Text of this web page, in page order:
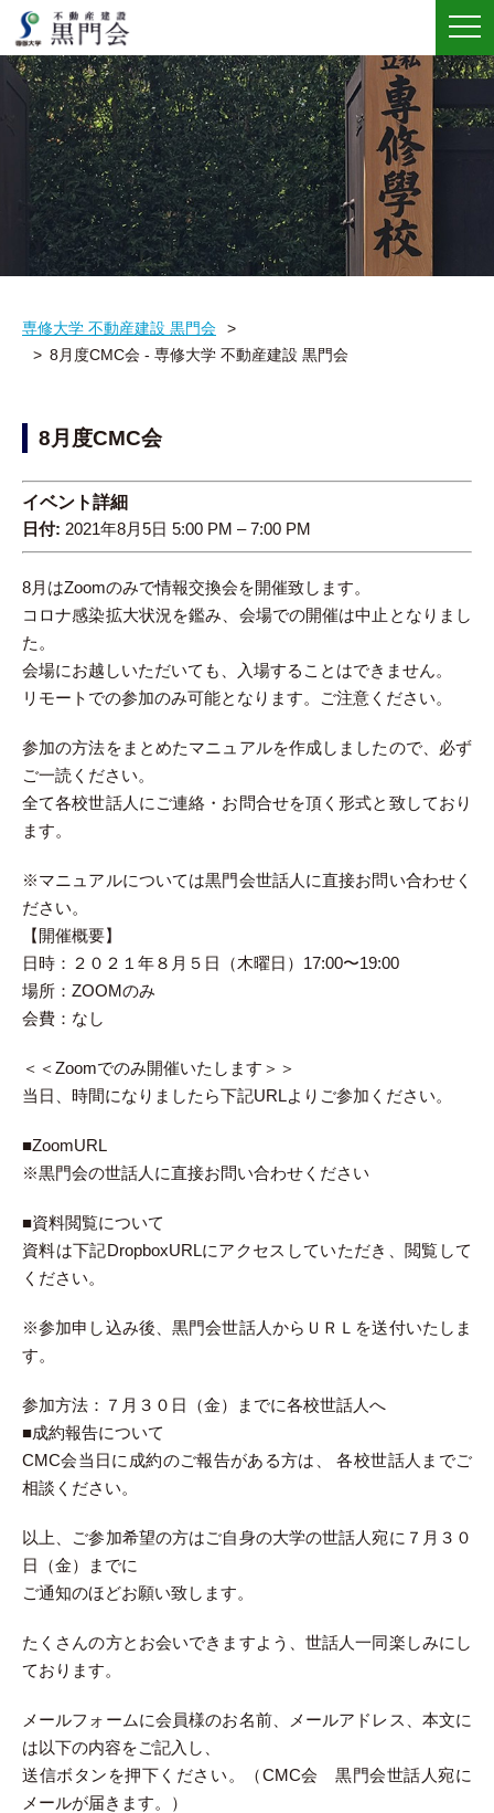
メ
ュ
専修大学 不動産建設 黒門会
8月度CMC会 - 専修大学 不動産建設 黒門会
8月度CMC会
イベント詳細
日付: 2021年8月5日 5:00 PM –7:00 PM
8月はZoomのみで情報交換会を開催致します。
コロナ感染拡大状況を鑑み、会場での開催は中止となりまし
た。
会場にお越しいただいても、入場することはできません。
リモートでの参加のみ可能となります。ご注意ください。
参加の方法をまとめたマニュアルを作成しましたので、必ず
ご一読ください。
全て各校世話人にご連絡・お問合せを頂く形式と致しており
ます。
※マニュアルについては黒門会世話人に直接お問い合わせく
ださい。
【開催概要】
日時：２０２１年８月５日（木曜日）17:00〜19:00
場所：ZOOMのみ
会費：なし
＜＜Zoomでのみ開催いたします＞＞
当日、時間になりましたら下記URLよりご参加ください。
■ZoomURL
※黒門会の世話人に直接お問い合わせください
■資料閲覧について
資料は下記DropboxURLにアクセスしていただき、閲覧して
ください。
※参加申し込み後、黒門会世話人からＵＲＬを送付いたしま
す。
参加方法：７月３０日（金）までに各校世話人へ
■成約報告について
CMC会当日に成約のご報告がある方は、 各校世話人までご
相談ください。
以上、ご参加希望の方はご自身の大学の世話人宛に７月３０
日（金）までに
ご通知のほどお願い致します。
たくさんの方とお会いできますよう、世話人一同楽しみにし
ております。
メールフォームに会員様のお名前、メールアドレス、本文に
は以下の内容をご記入し、
送信ボタンを押下ください。（CMC会 黒門会世話人宛に
メールが届きます。）